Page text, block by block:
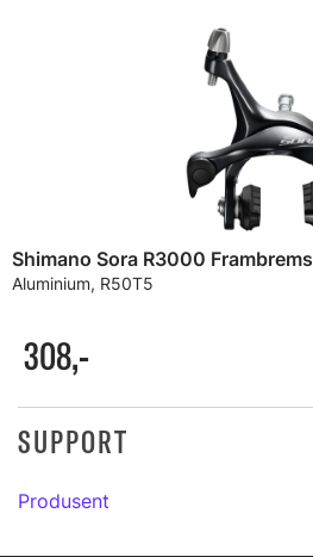
Shimano Sora R3000 Frambrems
Aluminium, R50T5
308,-
SUPPORT
Produsent